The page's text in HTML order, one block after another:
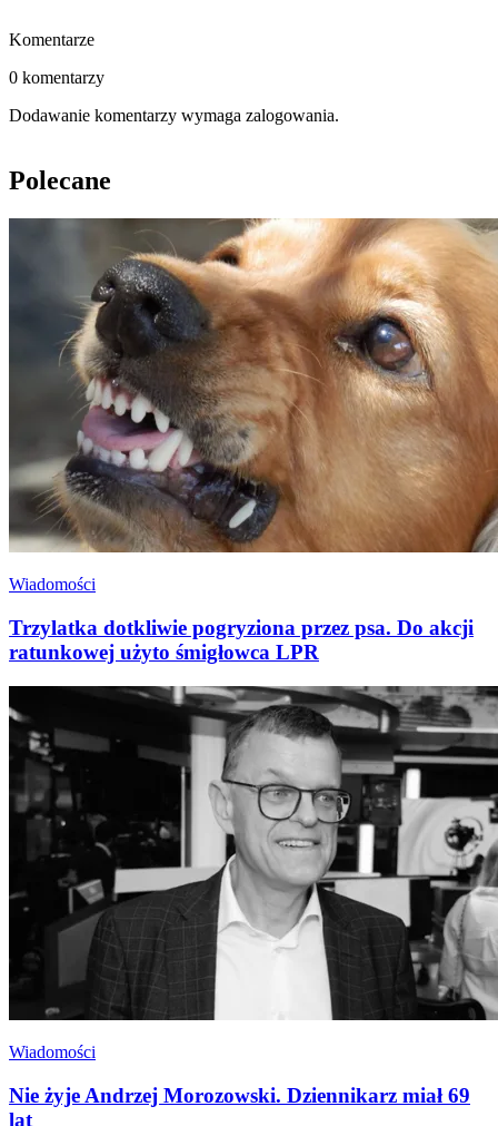
Komentarze
0 komentarzy
Dodawanie komentarzy wymaga zalogowania.
Polecane
Wiadomości
Trzylatka dotkliwie pogryziona przez psa. Do akcji
ratunkowej użyto śmigłowca LPR
Wiadomości
Nie żyje Andrzej Morozowski. Dziennikarz miał 69
lat